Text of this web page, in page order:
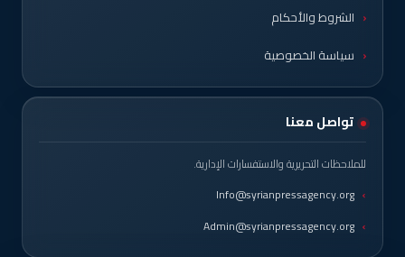
الشروط والأحكام
سياسة الخصوصية
تواصل معنا
للملاحظات التحريرية والاستفسارات الإدارية.
Info@syrianpressagency.org
Admin@syrianpressagency.org